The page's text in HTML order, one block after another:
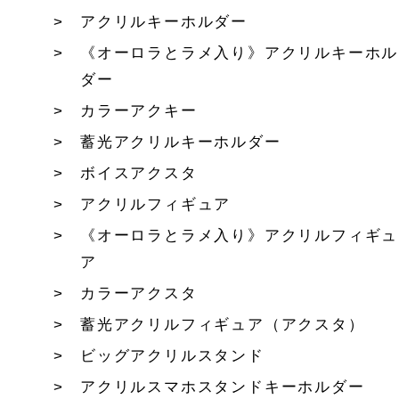
アクリルキーホルダー
《オーロラとラメ入り》アクリルキーホル
ダー
カラーアクキー
蓄光アクリルキーホルダー
ボイスアクスタ
アクリルフィギュア
《オーロラとラメ入り》アクリルフィギュ
ア
カラーアクスタ
蓄光アクリルフィギュア（アクスタ）
ビッグアクリルスタンド
アクリルスマホスタンドキーホルダー